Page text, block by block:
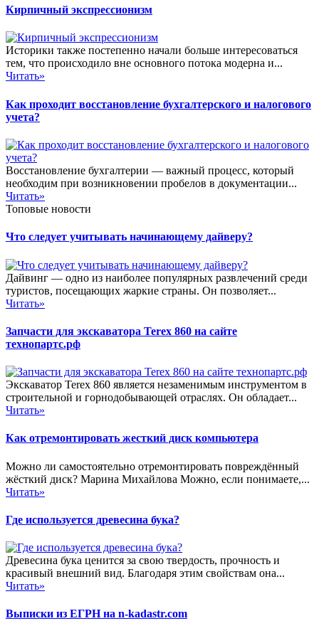
Кирпичный экспрессионизм
Историки также постепенно начали больше интересоваться
тем, что происходило вне основного потока модерна и...
Читать»
Как проходит восстановление бухгалтерского и налогового
учета?
Восстановление бухгалтерии — важный процесс, который
необходим при возникновении пробелов в документации...
Читать»
Топовые новости
Что следует учитывать начинающему дайверу?
Дайвинг — одно из наиболее популярных развлечений среди
туристов, посещающих жаркие страны. Он позволяет...
Читать»
Запчасти для экскаватора Terex 860 на сайте
технопартс.рф
Экскаватор Terex 860 является незаменимым инструментом в
строительной и горнодобывающей отраслях. Он обладает...
Читать»
Как отремонтировать жесткий диск компьютера
Можно ли самостоятельно отремонтировать повреждённый
жёсткий диск? Марина Михайлова Можно, если понимаете,...
Читать»
Где используется древесина бука?
Древесина бука ценится за свою твердость, прочность и
красивый внешний вид. Благодаря этим свойствам она...
Читать»
Выписки из ЕГРН на n-kadastr.com